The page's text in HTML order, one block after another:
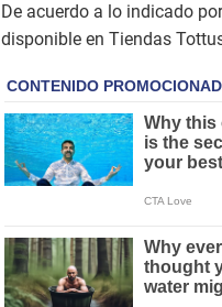
De acuerdo a lo indicado
disponible en Tiendas